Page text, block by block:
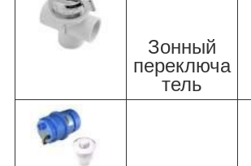
Зонный
переключа
тель